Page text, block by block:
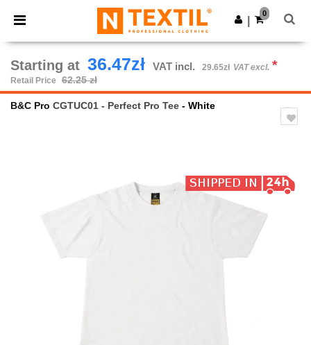
× Ntextil App
Better prices on app!
Get the app
0
Starting at 36.47zł VAT incl. 29.65zł VAT excl. *
Retail Price 62.25 zł
B&C Pro CGTUC01 - Perfect Pro Tee - White